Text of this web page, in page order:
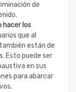
de
hacer los
que al
están de
Esto puede ser
en sus
para abarcar